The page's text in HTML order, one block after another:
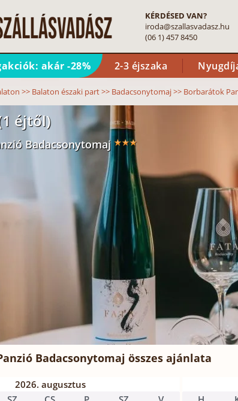
KÉRDÉSED VAN?
iroda@szallasvadasz.hu
(06 1) 457 8450
akár -28% 2-3 éjszaka
>> Balaton északi part>> Badacsonytomaj>> Borbarátok
éjtől)
Badacsonytomaj
Badacsonytomaj összes ajánlata
2026. augusztus